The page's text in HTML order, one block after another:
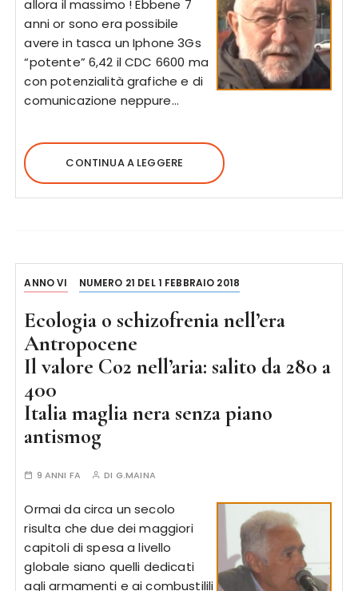
allora il massimo ! Ebbene 7
anni or sono era possibile
avere in tasca un Iphone 3Gs
“potente” 6,42 il CDC 6600 ma
con potenzialità grafiche e di
comunicazione neppure…
CONTINUA A LEGGERE
ANNO VI NUMERO 21 DEL 1 FEBBRAIO 2018
Ecologia o schizofrenia nell’era
Antropocene
Il valore Co2 nell’aria: salito da 280 a
400
Italia maglia nera senza piano
antismog
9 ANNI FA DI G.MAINA
Ormai da circa un secolo
risulta che due dei maggiori
capitoli di spesa a livello
globale siano quelli dedicati
agli armamenti e ai combustilili